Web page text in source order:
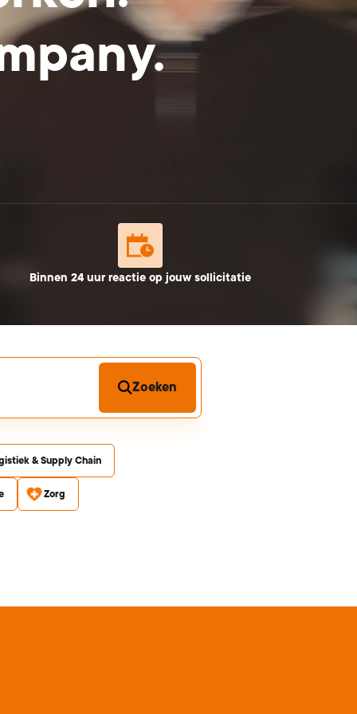
Binnen 24 uur reactie op jouw sollicitatie
Zoeken
& Supply Chain
Zorg